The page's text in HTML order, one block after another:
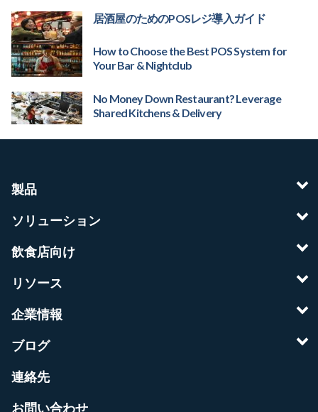
居酒屋のためのPOSレジ導入ガイド
How to Choose the Best POS System for
Your Bar & Nightclub
No Money Down Restaurant? Leverage
Shared Kitchens & Delivery
製品
ソリューション
飲食店向け
リソース
企業情報
ブログ
連絡先
お問い合わせ